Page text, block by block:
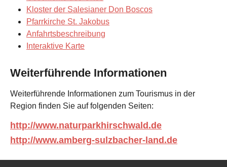
Kloster der Salesianer Don Boscos
Pfarrkirche St. Jakobus
Anfahrtsbeschreibung
Interaktive Karte
Weiterführende Informationen
Weiterführende Informationen zum Tourismus in der
Region finden Sie auf folgenden Seiten:
http://www.naturparkhirschwald.de
http://www.amberg-sulzbacher-land.de